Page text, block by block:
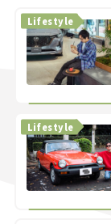
Lifestyle
Lifestyle